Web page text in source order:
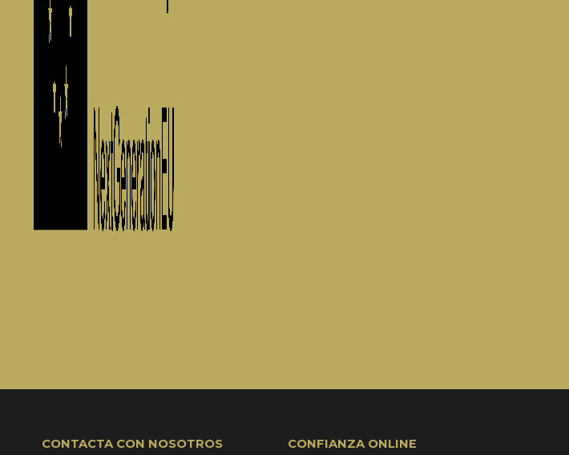
CONTACTA CON NOSOTROS CONFIANZA ONLINE